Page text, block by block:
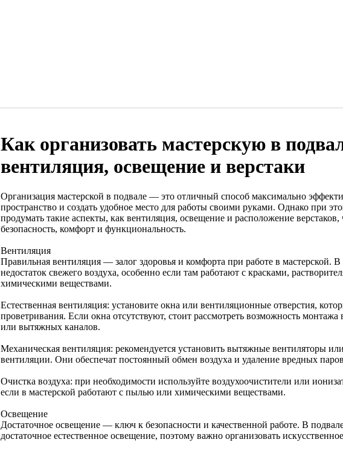
Как организовать мастерскую в
вентиляция, освещение и верстаки
Организация мастерской в подвале — это отличный способ максимально
пространство и создать удобное место для работы своими руками. Однако при
продумать такие аспекты, как вентиляция, освещение и расположение верстаков,
безопасность, комфорт и функциональность.
Вентиляция
Правильная вентиляция — залог здоровья и комфорта при работе в мастерской. В
недостаток свежего воздуха, особенно если там работают с красками,
химическими веществами.
Естественная вентиляция: установите окна или вентиляционные отверстия,
проветривания. Если окна отсутствуют, стоит рассмотреть возможность
или вытяжных каналов.
Механическая вентиляция: рекомендуется установить вытяжные вентиляторы
вентиляции. Они обеспечат постоянный обмен воздуха и удаление вредных
Очистка воздуха: при необходимости используйте воздухоочистители или
если в мастерской работают с пылью или химическими веществами.
Освещение
Достаточное освещение — ключ к безопасности и качественной работе. В
достаточное естественное освещение, поэтому важно организовать